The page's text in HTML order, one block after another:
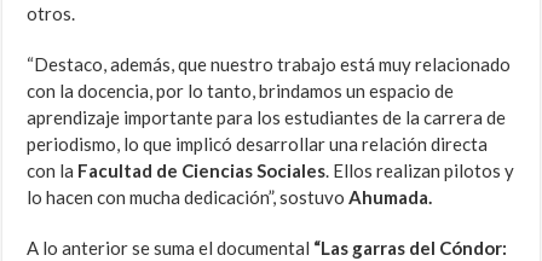
otros.
“Destaco, además, que nuestro trabajo está muy relacionado
con la docencia, por lo tanto, brindamos un espacio de
aprendizaje importante para los estudiantes de la carrera de
periodismo, lo que implicó desarrollar una relación directa
con la Facultad de Ciencias Sociales. Ellos realizan pilotos y
lo hacen con mucha dedicación”, sostuvoAhumada.
A lo anterior se suma el documental “Las garras del Cóndor: